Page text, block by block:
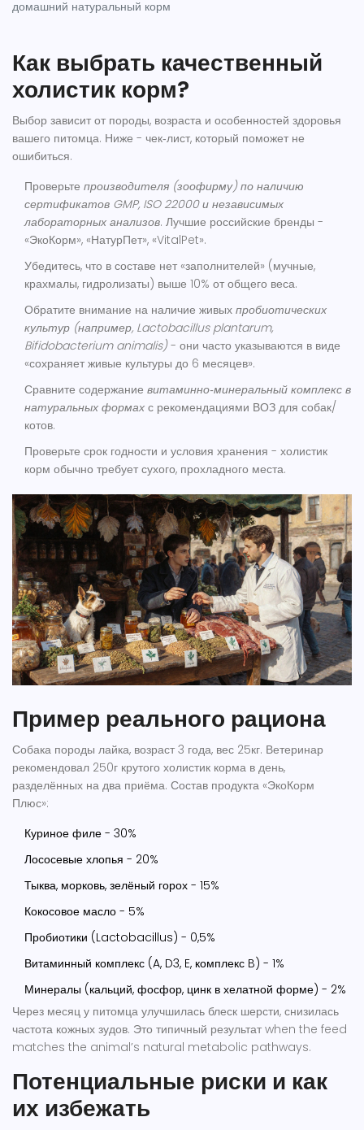
домашний натуральный корм
Как выбрать качественный
холистик корм?
Выбор зависит от породы, возраста и особенностей здоровья
вашего питомца. Ниже - чек‑лист, который поможет не
ошибиться.
Проверьте производителя (зоофирму) по наличию
сертификатов GMP, ISO 22000 и независимых
лабораторных анализов. Лучшие российские бренды -
«ЭкоКорм», «НатурПет», «VitalPet».
Убедитесь, что в составе нет «заполнителей» (мучные,
крахмалы, гидролизаты) выше 10% от общего веса.
Обратите внимание на наличие живых пробиотических
культур (например, Lactobacillus plantarum,
Bifidobacterium animalis)- они часто указываются в виде
«сохраняет живые культуры до 6 месяцев».
Сравните содержание витаминно‑минеральный комплекс в
натуральных формах с рекомендациями ВОЗ для собак/
котов.
Проверьте срок годности и условия хранения - холистик
корм обычно требует сухого, прохладного места.
Пример реального рациона
Собака породы лайка, возраст 3 года, вес 25кг. Ветеринар
рекомендовал 250г крутого холистик корма в день,
разделённых на два приёма. Состав продукта «ЭкоКорм
Плюс»:
Куриное филе - 30%
Лососевые хлопья - 20%
Тыква, морковь, зелёный горох - 15%
Кокосовое масло - 5%
Пробиотики (Lactobacillus) - 0,5%
Витаминный комплекс (A, D3, E, комплекс B) - 1%
Минералы (кальций, фосфор, цинк в хелатной форме) - 2%
Через месяц у питомца улучшилась блеск шерсти, снизилась
частота кожных зудов. Это типичный результат when the feed
matches the animal’s natural metabolic pathways.
Потенциальные риски и как
их избежать